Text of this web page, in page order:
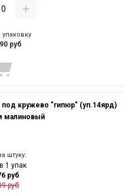
упаковку
руб
кружево "гипюр" (уп.14ярд)
малиновый
штуку:
1 упак
руб
руб